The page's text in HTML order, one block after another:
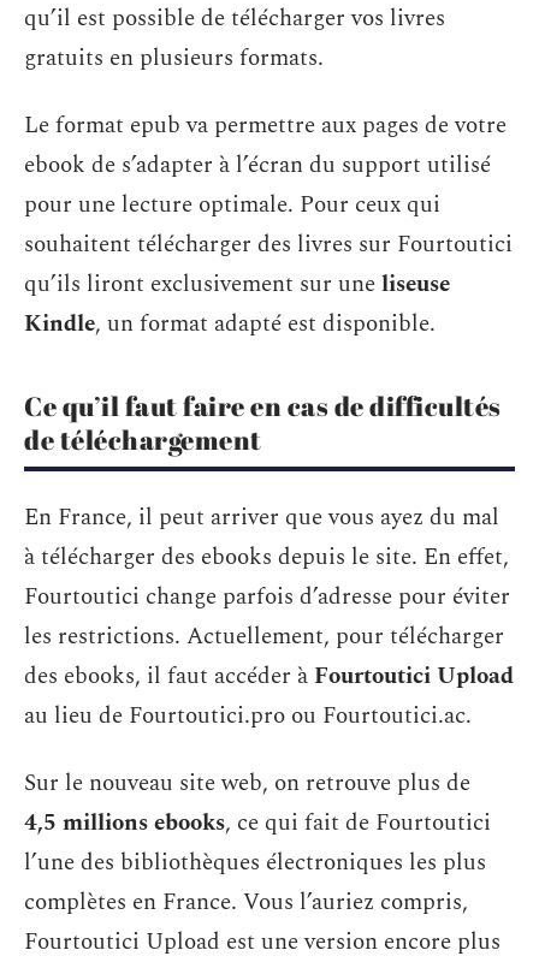
qu’il est possible de télécharger vos livres
gratuits en plusieurs formats.
Le format epub va permettre aux pages de votre
ebook de s’adapter à l’écran du support utilisé
pour une lecture optimale. Pour ceux qui
souhaitent télécharger des livres sur Fourtoutici
qu’ils liront exclusivement sur uneliseuse
Kindle, un format adapté est disponible.
Ce qu’il faut faire en cas de difficultés
de téléchargement
En France, il peut arriver que vous ayez du mal
à télécharger des ebooks depuis le site. En effet,
Fourtoutici change parfois d’adresse pour éviter
les restrictions. Actuellement, pour télécharger
des ebooks, il faut accéder à Fourtoutici Upload
au lieu de Fourtoutici.pro ou Fourtoutici.ac.
Sur le nouveau site web, on retrouve plus de
4,5 millions ebooks, ce qui fait de Fourtoutici
l’une des bibliothèques électroniques les plus
complètes en France. Vous l’auriez compris,
Fourtoutici Upload est une version encore plus